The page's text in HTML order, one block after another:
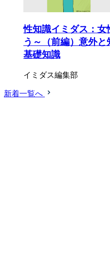
性知識イミダス：
う～（前編）意外
基礎知識
イミダス編集部
新着一覧へ